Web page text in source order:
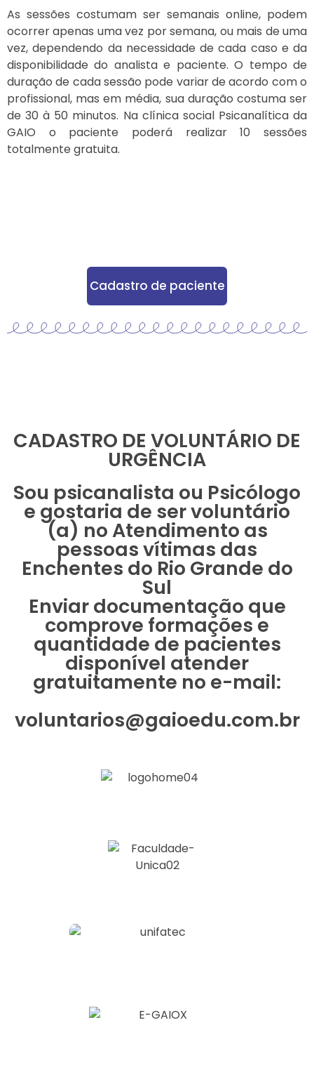
As sessões costumam ser semanais online, podem
ocorrer apenas uma vez por semana, ou mais de uma
vez, dependendo da necessidade de cada caso e da
disponibilidade do analista e paciente. O tempo de
duração de cada sessão pode variar de acordo com o
profissional, mas em média, sua duração costuma ser
de 30 à 50 minutos. Na clínica social Psicanalítica da
GAIO o paciente poderá realizar 10 sessões
totalmente gratuita.
Cadastro de paciente
CADASTRO DE VOLUNTÁRIO DE
URGÊNCIA
Sou psicanalista ou Psicólogo
e gostaria de ser voluntário
(a) no Atendimento as
pessoas vítimas das
Enchentes do Rio Grande do
Sul
Enviar documentação que
comprove formações e
quantidade de pacientes
disponível atender
gratuitamente no e-mail:
voluntarios@gaioedu.com.br